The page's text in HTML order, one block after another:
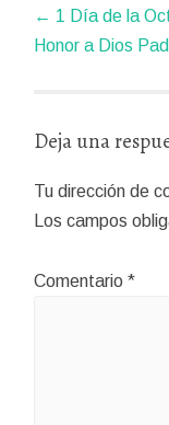
de
← 1 Día de la
Honor a Dios
Deja una
Tu dirección de
Los campos
Comentario*